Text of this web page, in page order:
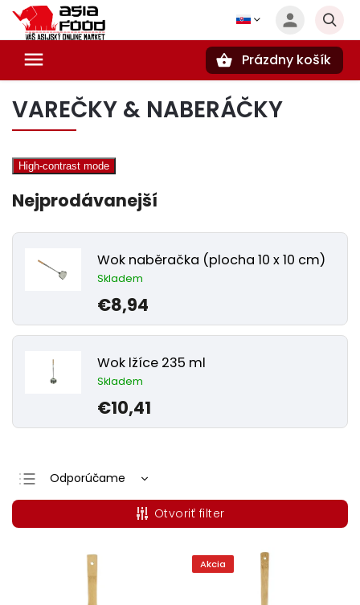
Prázdny košík
VAREČKY & NABERÁČKY
High-contrast mode
Nejprodávanejší
Wok naběračka (plocha 10 x 10 cm)
Skladem
€8,94
Wok lžíce 235 ml
Skladem
€10,41
Odporúčame
Najlacnejšie
Najdrahšie
Najpredávanejšie
Abecedne
Otvoriť filter
Akcia